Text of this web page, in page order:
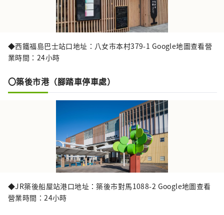
◆西鐵福島巴士站口地址：八女市本村379-1 Google地圖查看營
業時間：24小時
〇築後市港（腳踏車停車處）
◆JR築後船屋站港口地址：築後市對馬1088-2 Google地圖查看
營業時間：24小時